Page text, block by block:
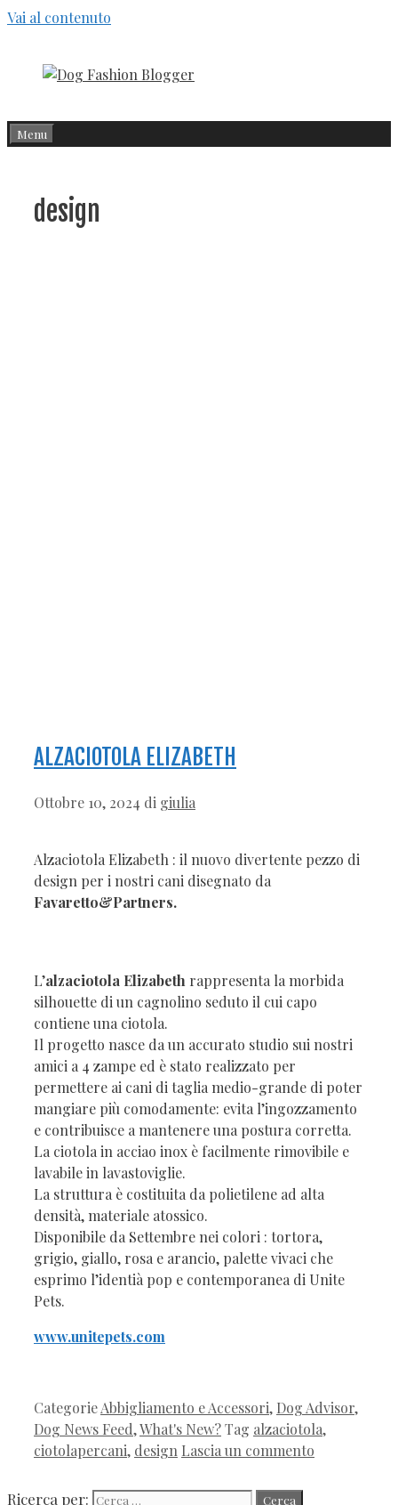
Vai al contenuto
Menu
design
ALZACIOTOLA ELIZABETH
Ottobre 10, 2024 di giulia
Alzaciotola Elizabeth : il nuovo divertente pezzo di
design per i nostri cani disegnato da
Favaretto&Partners.
L’alzaciotola Elizabeth rappresenta la morbida
silhouette di un cagnolino seduto il cui capo
contiene una ciotola.
Il progetto nasce da un accurato studio sui nostri
amici a 4 zampe ed è stato realizzato per
permettere ai cani di taglia medio-grande di poter
mangiare più comodamente: evita l’ingozzamento
e contribuisce a mantenere una postura corretta.
La ciotola in acciao inox è facilmente rimovibile e
lavabile in lavastoviglie.
La struttura è costituita da polietilene ad alta
densità, materiale atossico.
Disponibile da Settembre nei colori : tortora,
grigio, giallo, rosa e arancio, palette vivaci che
esprimo l’identià pop e contemporanea di Unite
Pets.
www.unitepets.com
CategorieAbbigliamento e Accessori, Dog Advisor,
Dog News Feed,What's New?Tag alzaciotola,
ciotolapercani, design Lascia un commento
Ricerca per: